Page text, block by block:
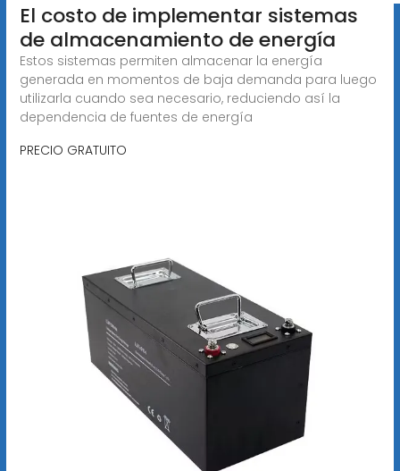
El costo de implementar sistemas
de almacenamiento de energía
Estos sistemas permiten almacenar la energía
generada en momentos de baja demanda para luego
utilizarla cuando sea necesario, reduciendo así la
dependencia de fuentes de energía
PRECIO GRATUITO